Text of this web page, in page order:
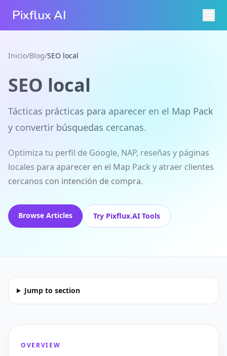
Pixflux.AI
Inicio/Blog/SEO local
SEO local
Tácticas prácticas para aparecer en el Map Pack
y convertir búsquedas cercanas.
Optimiza tu perfil de Google, NAP, reseñas y páginas
locales para aparecer en el Map Pack y atraer clientes
cercanos con intención de compra.
Browse Articles Try Pixflux.AI Tools
Jump to section
OVERVIEW